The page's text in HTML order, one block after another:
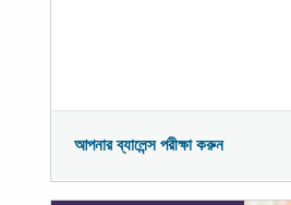
আপনার ব্যালেন্স পরীক্ষা করুন